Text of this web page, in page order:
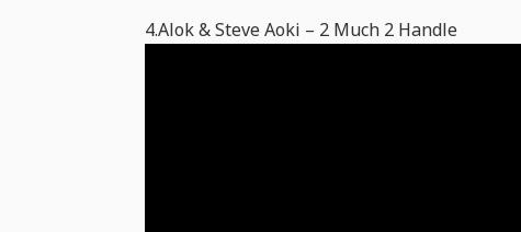
4.Alok & Steve Aoki – 2 Much 2 Handle